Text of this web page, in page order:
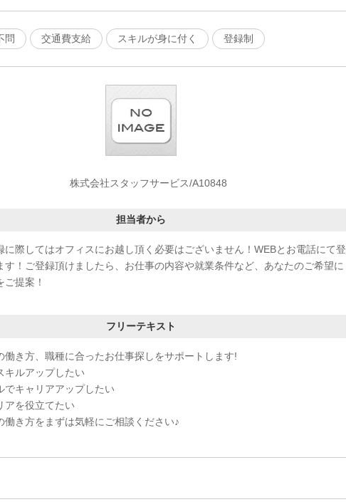
問
交通費支給 スキルが身に付く 登録制
株式会社スタッフサービス/A10848
担当者から
に際してはオフィスにお越し頂く必要はございません！WEBとお電話にて登
す！ご登録頂けましたら、お仕事の内容や就業条件など、あなたのご希望に
ご提案！
フリーテキスト
働き方、職種に合ったお仕事探しをサポートします!
ルアップしたい
キャリアアップしたい
を役立てたい
働き方をまずは気軽にご相談ください♪